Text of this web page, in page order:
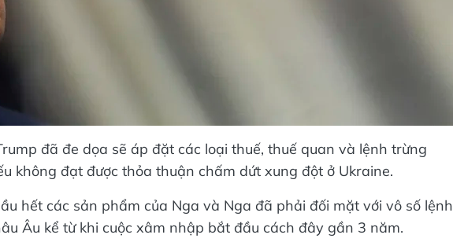
đã đe dọa sẽ áp đặt các loại thuế, thuế quan và lệnh trừng
không đạt được thỏa thuận chấm dứt xung đột ở Ukraine.
hết các sản phẩm của Nga và Nga đã phải đối mặt với vô số lệnh
Âu kể từ khi cuộc xâm nhập bắt đầu cách đây gần 3 năm.